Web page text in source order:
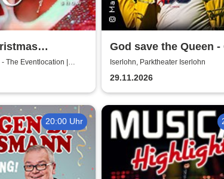
Unforgettable
The Eventlocation |
God save the Queen -
Revival Band
Iserlohn, Parktheater Iserlohn
29.11.2026
20:00 Uhr